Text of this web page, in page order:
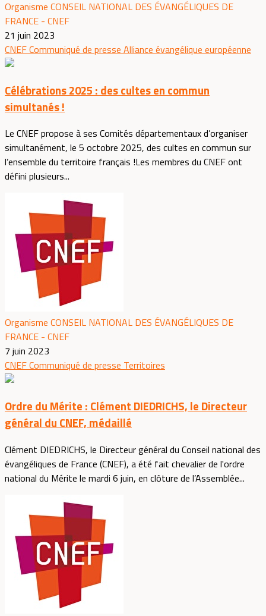
Organisme CONSEIL NATIONAL DES ÉVANGÉLIQUES DE
FRANCE - CNEF
21 juin 2023
CNEFCommuniqué de presse Alliance évangélique européenne
Célébrations 2025 : des cultes en commun
simultanés !
Le CNEF propose à ses Comités départementaux d’organiser
simultanément, le 5 octobre 2025, des cultes en commun sur
l’ensemble du territoire français !Les membres du CNEF ont
défini plusieurs...
Organisme CONSEIL NATIONAL DES ÉVANGÉLIQUES DE
FRANCE - CNEF
7 juin 2023
CNEFCommuniqué de presse Territoires
Ordre du Mérite : Clément DIEDRICHS, le Directeur
général du CNEF, médaillé
Clément DIEDRICHS, le Directeur général du Conseil national des
évangéliques de France (CNEF), a été fait chevalier de l'ordre
national du Mérite le mardi 6 juin, en clôture de l’Assemblée...